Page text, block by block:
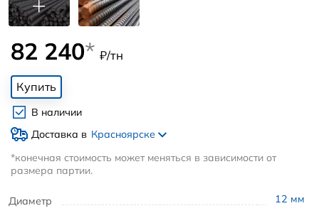
Диаметр 12 мм
82 240* ₽/тн
Купить
В наличии
Доставка в Красноярске
*конечная стоимость может меняться в зависимости от
размера партии.